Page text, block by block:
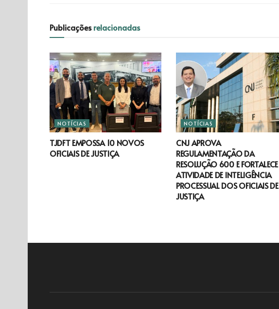
Publicaçõesrelacionadas
NOTÍCIAS
TJDFT EMPOSSA 10 NOVOS
OFICIAIS DE JUSTIÇA
NOTÍCIAS
CNJ APROVA
REGULAMENTAÇÃO DA
RESOLUÇÃO 600 E FORTALECE
ATIVIDADE DE INTELIGÊNCIA
PROCESSUAL DOS OFICIAIS DE
JUSTIÇA